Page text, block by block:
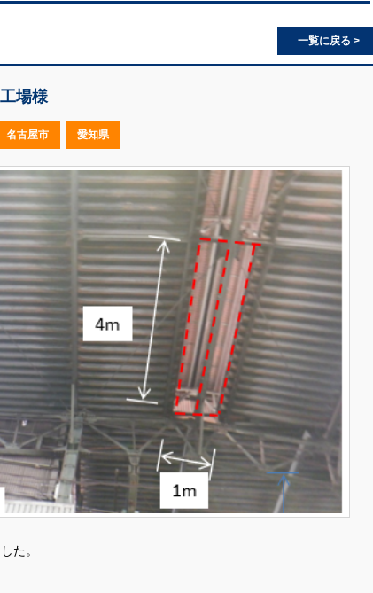
一覧に戻る >
場様
名古屋市 愛知県
た。